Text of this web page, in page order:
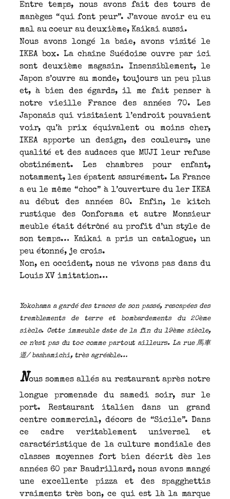
Entre temps, nous avons fait des tours de
manèges “qui font peur”. J’avoue avoir eu eu
mal au coeur au deuxième, Kaikai aussi.
Nous avons longé la baie, avons visité le
IKEA box. La chaîne Suédoise ouvre par ici
sont deuxième magasin. Insensiblement, le
Japon s’ouvre au monde, toujours un peu plus
et, à bien des égards, il me fait penser à
notre vieille France des années 70. Les
Japonais qui visitaient l’endroit pouvaient
voir, qu’à prix équivalent ou moins cher,
IKEA apporte un design, des couleurs, une
qualité et des audaces que MUJI leur refuse
obstinément. Les chambres pour enfant,
notamment, les épatent assurément. La France
a eu le même “choc” à l’ouverture du 1er IKEA
au début des années 80. Enfin, le kitch
rustique des Conforama et autre Monsieur
meuble était détrôné au profit d’un style de
son temps… Kaikai a pris un catalogue, un
peu étonné, je crois.
Non, en occident, nous ne vivons pas dans du
Louis XV imitation…
Yokohama a gardé des traces de son passé, rescapées des
tremblements de terre et bombardements du 20ème
siècle. Cette immeuble date de la fin du 19ème siècle,
ce n’est pas du toc comme partout ailleurs. La rue 馬車
道/ bashamichi, très agréable…
Nous sommes allés au restaurant après notre
longue promenade du samedi soir, sur le
port. Restaurant italien dans un grand
centre commercial, décors de “Sicile”. Dans
ce cadre veritablement universel et
caractéristique de la culture mondiale des
classes moyennes fort bien décrit dès les
années 60 par Baudrillard, nous avons mangé
une excellente pizza et des spagghettis
vraiments très bon, ce qui est là la marque